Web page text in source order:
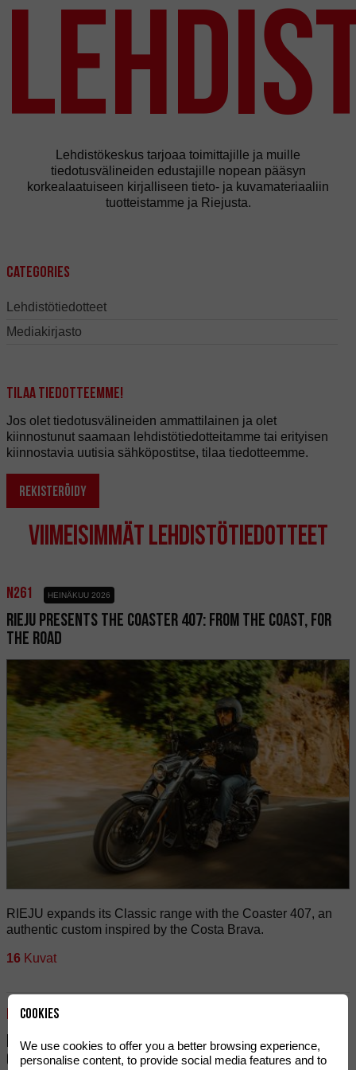
Lehdistökeskus tarjoaa toimittajille ja muille
tiedotusvälineiden edustajille nopean pääsyn
korkealaatuiseen kirjalliseen tieto- ja kuvamateriaaliin
tuotteistamme ja Riejusta.
Categories
Lehdistötiedotteet
Mediakirjasto
Tilaa tiedotteemme!
Jos olet tiedotusvälineiden ammattilainen ja olet
kiinnostunut saamaan lehdistötiedotteitamme tai erityisen
kiinnostavia uutisia sähköpostitse, tilaa tiedotteemme.
REKISTERÖIDY
Viimeisimmät Lehdistötiedotteet
n261 HEINÄKUU 2026
RIEJU PRESENTS THE COASTER 407: FROM THE COAST, FOR
THE ROAD
RIEJU expands its Classic range with the Coaster 407, an
authentic custom inspired by the Costa Brava.
16 Kuvat
n260 KESÄKUU 2026
RIEJU ONCE AGAIN REIGNS IN THE WOMEN’S ENDURO WORLD
CHAMPIONSHIP WITH ITS THIRD CONSECUTIVE TITLE, THE
Cookies
We use cookies to offer you a better browsing experience,
personalise content, to provide social media features and to